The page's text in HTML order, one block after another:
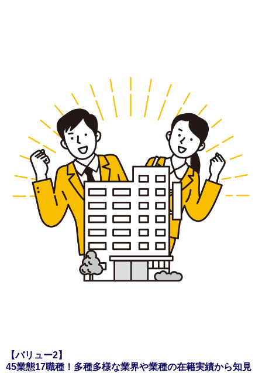
【バリュー2】
45業態17職種！多種多様な業界や業種の在籍実績から知見